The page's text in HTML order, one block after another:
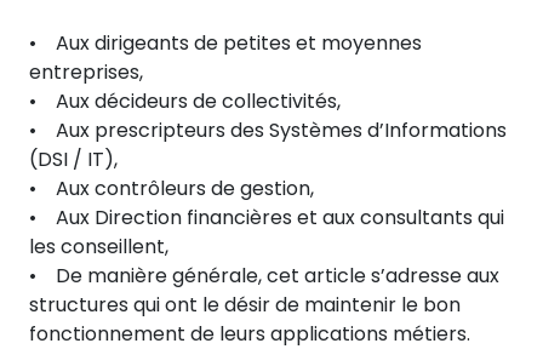
• Aux dirigeants de petites et moyennes
entreprises,
• Aux décideurs de collectivités,
• Aux prescripteurs des Systèmes d’Informations
(DSI / IT),
• Aux contrôleurs de gestion,
• Aux Direction financières et aux consultants qui
les conseillent,
• De manière générale, cet article s’adresse aux
structures qui ont le désir de maintenir le bon
fonctionnement de leurs applications métiers.